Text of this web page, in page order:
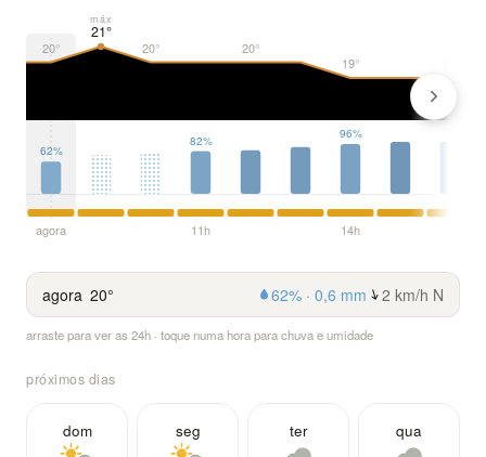
20°
21°
20°
20°
19°
máx
62%
82% 96%
agora 11h 14h
agora 20° 62% · 0,6 mm 2 km/h N
arraste para ver as 24h · toque numa hora para chuva e umidade
próximos dias
dom seg ter qua